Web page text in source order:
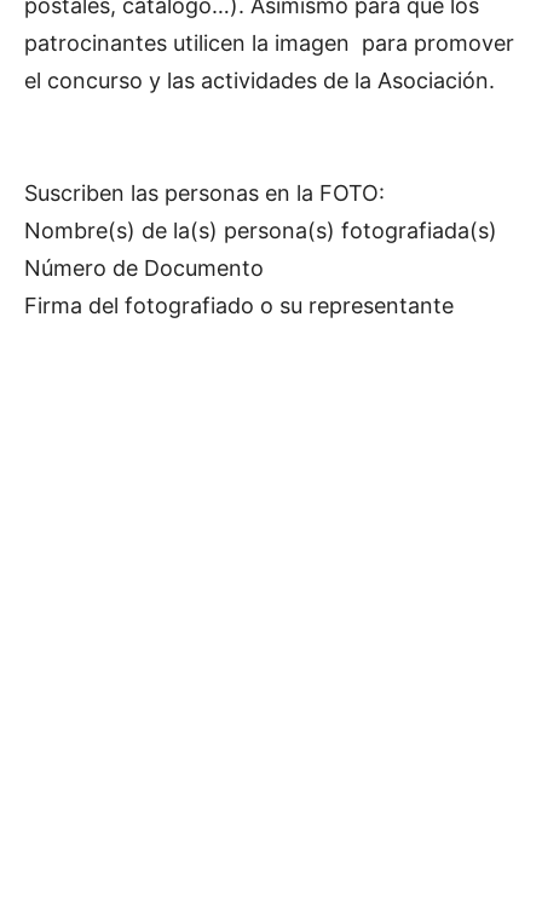
patrocinantes utilicen la imagen para promover
el concurso y las actividades de la Asociación.
Suscriben las personas en la FOTO:
Nombre(s) de la(s) persona(s) fotografiada(s)
Número de Documento
Firma del fotografiado o su representante